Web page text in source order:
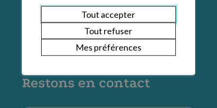
Restons en contact
Tout accepter
Tout refuser
Mes préférences